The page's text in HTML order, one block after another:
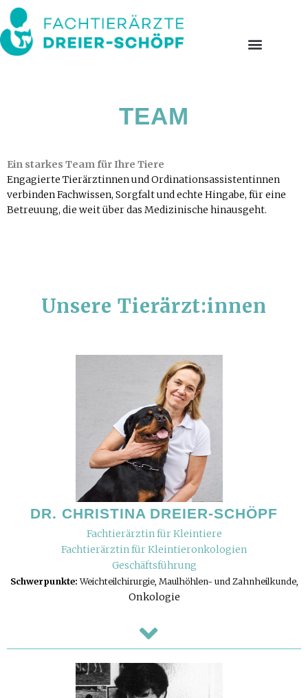
TEAM
Ein starkes Team für Ihre Tiere
Engagierte Tierärztinnen und Ordinationsassistentinnen
verbinden Fachwissen, Sorgfalt und echte Hingabe, für eine
Betreuung, die weit über das Medizinische hinausgeht.
Unsere Tierärzt:innen
DR. CHRISTINA DREIER-SCHÖPF
Fachtierärztin für Kleintiere
Fachtierärztin für Kleintieronkologien
Geschäftsführung
Schwerpunkte:Weichteilchirurgie, Maulhöhlen- und Zahnheilkunde,
Onkologie